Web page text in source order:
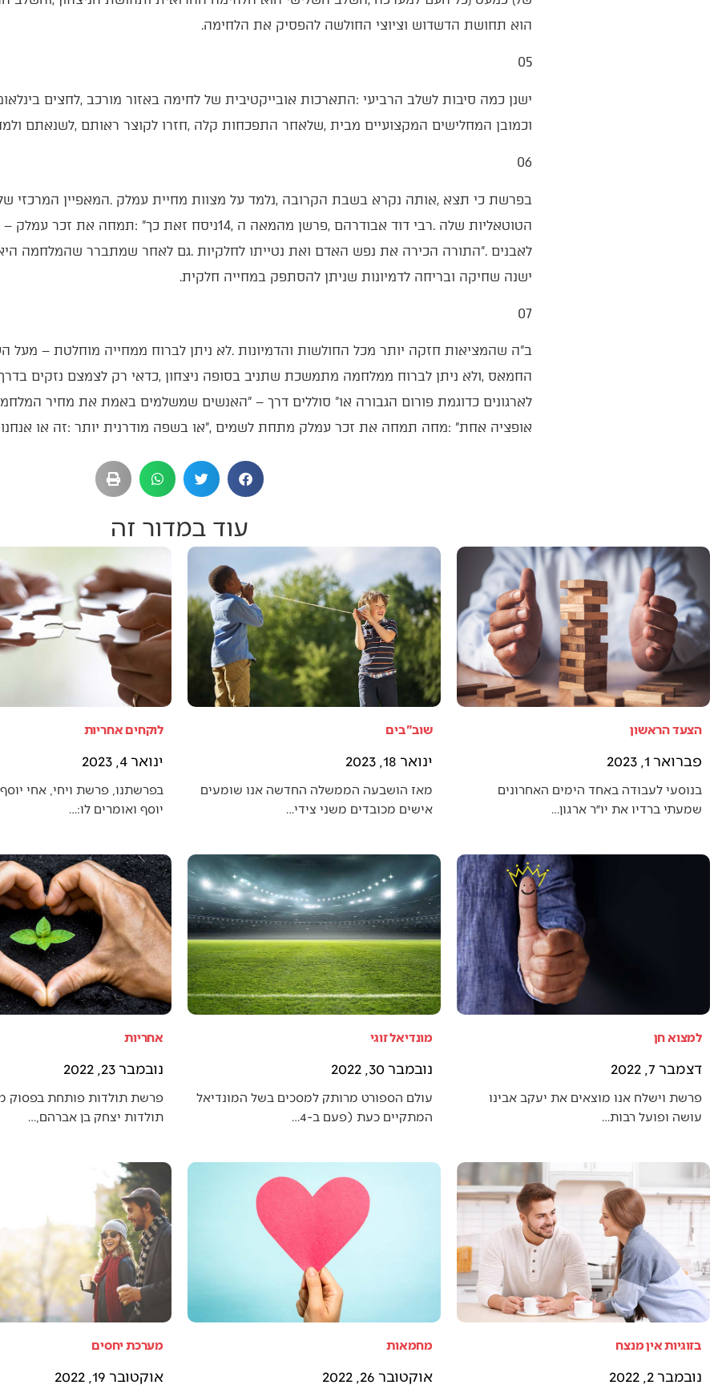
‬הוא‭ ‬תחושת‭ ‬הדשדוש‭ ‬וציוצי‭ ‬החולשה‭ ‬להפסיק‭ ‬את‭ ‬הלחימה‭.‬
05‭ ‬
‬וכמובן‭ ‬המחלישים‭ ‬המקצועיים‭ ‬מבית‭, ‬שלאחר‭ ‬התפכחות‭ ‬קלה‭, ‬חזרו‭ ‬לקוצר‭ ‬ראותם‭, ‬לשנאתם‭ ‬ולמחאתם‭.‬
06‭ ‬
‬ישנה‭ ‬שחיקה‭ ‬ובריחה‭ ‬לדמיונות‭ ‬שניתן‭ ‬להסתפק‭ ‬במחייה‭ ‬חלקית‭.‬
07‭ ‬
‬אופציה‭ ‬אחת‭: ‬‮"‬מחה‭ ‬תמחה‭ ‬את‭ ‬זכר‭ ‬עמלק‭ ‬מתחת‭ ‬לשמים‮"‬‭, ‬או‭ ‬בשפה‭ ‬מודרנית‭ ‬יותר‭: ‬זה‭ ‬או‭ ‬אנחנו‭ ‬או‭ ‬הם‭! ‬
עוד במדור זה
הצעד הראשון
פברואר 1, 2023
בנוסעי לעבודה באחד הימים האחרונים
שמעתי ברדיו את יו״ר ארגון…
שוב"בים
ינואר 18, 2023
מאז הושבעה הממשלה החדשה אנו שומעים
אישים מכובדים משני צידי…
לוקחים אחריות
ינואר 4, 2023
בפרשתנו, פרשת ויחי, אחי
יוסף ואומרים לו:…
למצוא חן
דצמבר 7, 2022
פרשת וישלח אנו מוצאים את יעקב אבינו
עושה ופועל רבות…
מונדיאל זוגי
נובמבר 30, 2022
עולם הספורט מרותק למסכים בשל המונדיאל
המתקיים כעת (פעם ב-4…
אחריות
נובמבר 23, 2022
פרשת תולדות פותחת בפסוק
תולדות יצחק בן אברהם,…
בזוגיות אין מנצח
נובמבר 2, 2022
מחמאות
אוקטובר 26, 2022
מערכת יחסים
אוקטובר 19, 2022